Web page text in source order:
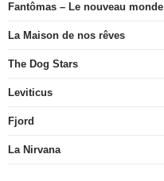
Fantômas – Le nouveau monde
La Maison de nos rêves
The Dog Stars
Leviticus
Fjord
La Nirvana